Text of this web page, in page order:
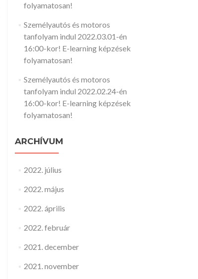
folyamatosan!
Személyautós és motoros
tanfolyam indul 2022.03.01-én
16:00-kor! E-learning képzések
folyamatosan!
Személyautós és motoros
tanfolyam indul 2022.02.24-én
16:00-kor! E-learning képzések
folyamatosan!
ARCHÍVUM
2022. július
2022. május
2022. április
2022. február
2021. december
2021. november